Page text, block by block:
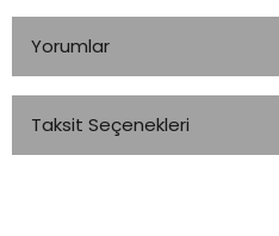
Yorumlar
Taksit Seçenekleri